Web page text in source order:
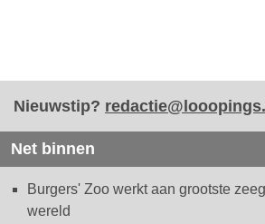
Nieuwstip?
Net binnen
Burgers' Zoo werkt aan grootste
wereld